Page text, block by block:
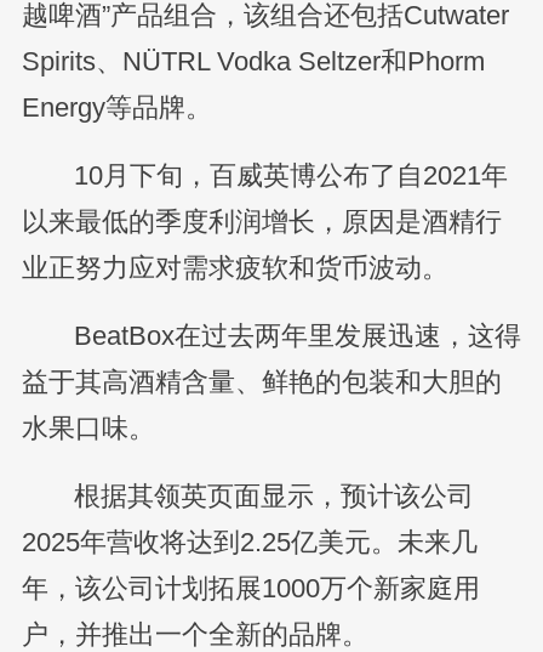
越啤酒”产品组合，该组合还包括Cutwater
Spirits、NÜTRL Vodka Seltzer和Phorm
Energy等品牌。
10月下旬，百威英博公布了自2021年
以来最低的季度利润增长，原因是酒精行
业正努力应对需求疲软和货币波动。
BeatBox在过去两年里发展迅速，这得
益于其高酒精含量、鲜艳的包装和大胆的
水果口味。
根据其领英页面显示，预计该公司
2025年营收将达到2.25亿美元。未来几
年，该公司计划拓展1000万个新家庭用
户，并推出一个全新的品牌。